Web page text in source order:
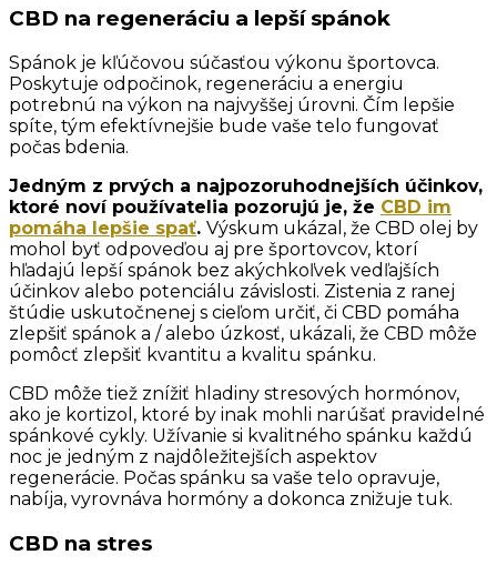
CBD na regeneráciu a lepší spánok
Spánok je kľúčovou súčasťou výkonu športovca.
Poskytuje odpočinok, regeneráciu a energiu
potrebnú na výkon na najvyššej úrovni. Čím lepšie
spíte, tým efektívnejšie bude vaše telo fungovať
počas bdenia.
Jedným z prvých a najpozoruhodnejších účinkov,
ktoré noví používatelia pozorujú je, že CBD im
pomáha lepšie spať. Výskum ukázal, že CBD olej by
mohol byť odpoveďou aj pre športovcov, ktorí
hľadajú lepší spánok bez akýchkoľvek vedľajších
účinkov alebo potenciálu závislosti. Zistenia z ranej
štúdie uskutočnenej s cieľom určiť, či CBD pomáha
zlepšiť spánok a / alebo úzkosť, ukázali, že CBD môže
pomôcť zlepšiť kvantitu a kvalitu spánku.
CBD môže tiež znížiť hladiny stresových hormónov,
ako je kortizol, ktoré by inak mohli narúšať pravidelné
spánkové cykly. Užívanie si kvalitného spánku každú
noc je jedným z najdôležitejších aspektov
regenerácie. Počas spánku sa vaše telo opravuje,
nabíja, vyrovnáva hormóny a dokonca znižuje tuk.
CBD na stres